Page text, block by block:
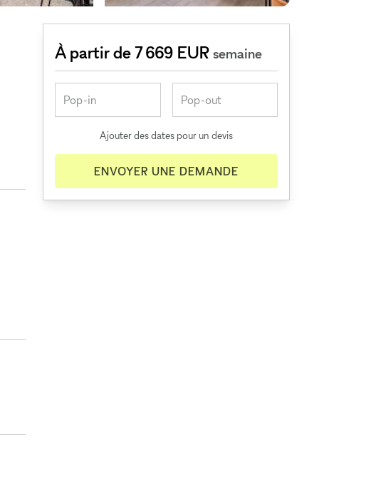
À partir de 7 669 EURsemaine
Ajouter des dates pour un devis
ENVOYER UNE DEMANDE